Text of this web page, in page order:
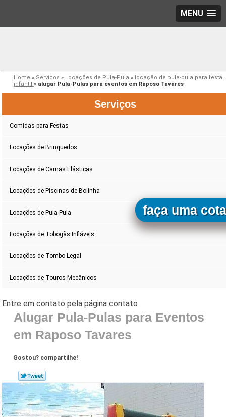
MENU
Home » Serviços » Locações de Pula-Pula » locação de pula-pula para festa
infantil » alugar Pula-Pulas para eventos em Raposo Tavares
Serviços
Comidas para Festas
Locações de Brinquedos
Locações de Camas Elásticas
Locações de Piscinas de Bolinha
Locações de Pula-Pula
Locações de Tobogãs Infláveis
Locações de Tombo Legal
Locações de Touros Mecânicos
Alugar Pula-Pulas para Eventos
em Raposo Tavares
Gostou? compartilhe!
faça uma